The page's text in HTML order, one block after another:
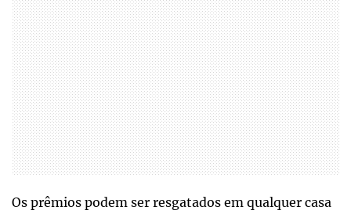
Os prêmios podem ser resgatados em qualquer casa